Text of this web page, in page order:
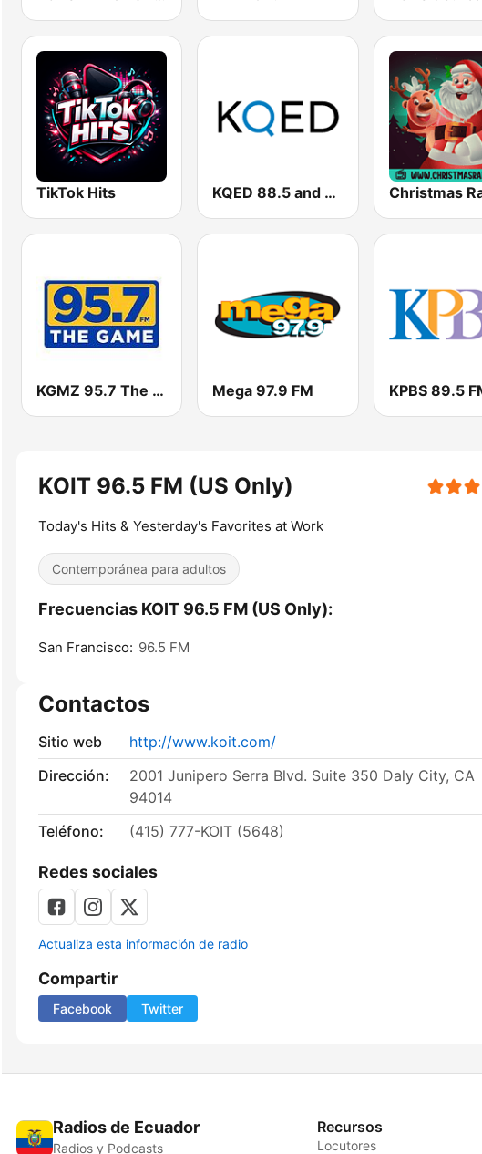
TikTok Hits KQED 88.5 and 89.3 FM Christmas
KGMZ 95.7 The Game FM (US Only) Mega 97.9 FM KPBS 89.5
KOIT 96.5 FM (US Only)
Today's Hits & Yesterday's Favorites at Work
Contemporánea para adultos
Frecuencias KOIT 96.5 FM (US Only):
San Francisco: 96.5 FM
Contactos
Sitio web
http://www.koit.com/
Dirección:
2001 Junipero Serra Blvd. Suite 350 Daly City, CA
94014
Teléfono:
(415) 777-KOIT (5648)
Redes sociales
Actualiza esta información de radio
Compartir
Facebook Twitter
Radios de Ecuador
Radios y Podcasts
Recursos
Locutores